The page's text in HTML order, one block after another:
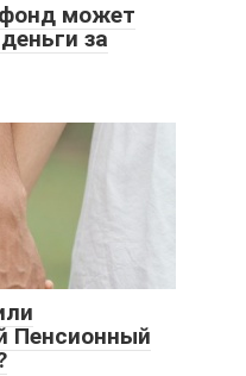
может
за
Пенсионный